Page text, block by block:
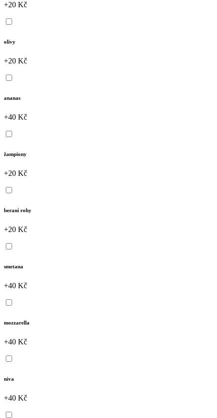
+20 Kč
olivy
+20 Kč
ananas
+40 Kč
žampiony
+20 Kč
beraní rohy
+20 Kč
smetana
+40 Kč
mozzarella
+40 Kč
niva
+40 Kč